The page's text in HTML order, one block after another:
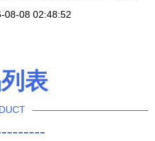
08-08 02:48:52
表